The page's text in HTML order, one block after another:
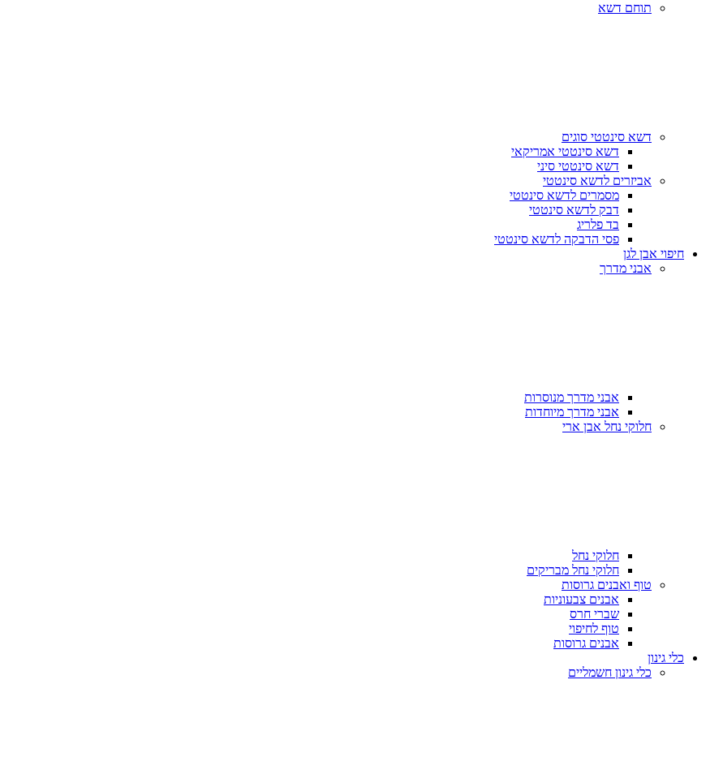
תוחם דשא
דשא סינטטי סוגים
דשא סינטטי אמריקאי
דשא סינטטי סיני
אביזרים לדשא סינטטי
מסמרים לדשא סינטטי
דבק לדשא סינטטי
בד פלריג
פסי הדבקה לדשא סינטטי
חיפוי אבן לגן
אבני מדרך
אבני מדרך מנוסרות
אבני מדרך מיוחדות
חלוקי נחל אבן ארי
חלוקי נחל
חלוקי נחל מבריקים
טוף ואבנים גרוסות
אבנים צבעוניות
שברי חרס
טוף לחיפוי
אבנים גרוסות
כלי גינון
כלי גינון חשמליים